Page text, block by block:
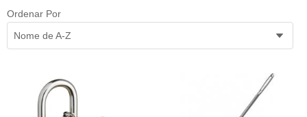
Ordenar Por
Nome de A-Z